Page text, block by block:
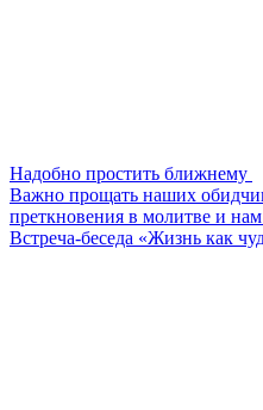
Надобно простить ближнему
Важно прощать наших
преткновения в молитве и
Встреча-беседа «Жизнь как